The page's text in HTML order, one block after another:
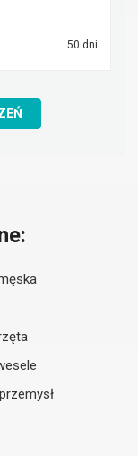
50 dni